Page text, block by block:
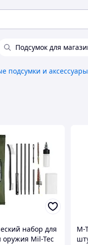
Подсумок для
набор для
оружия Mil-Tec
M-